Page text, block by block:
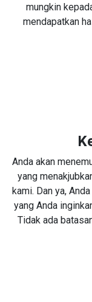
mungkin
mendapatkan
Anda akan
yang
kami. Dan ya,
yang Anda
Tidak ada